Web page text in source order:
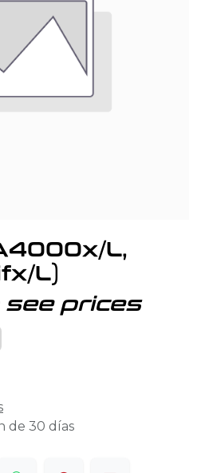
L,
L)
prices
de 30 días